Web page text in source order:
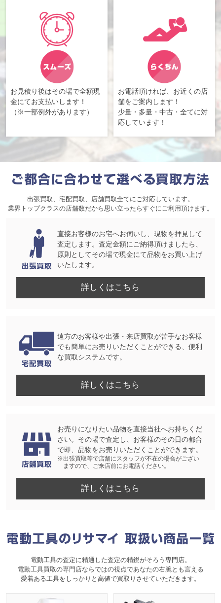
お見積り後はその場で全額現
金にてお支払いします！
（※一部例外があります）
お電話頂ければ、お近くの店
舗をご案内します！
少量・多量・中古・全てに対
応しています！
出張買取、宅配買取、店舗買取全てにご対応しています。
業界トップクラスの店舗数だから思い立ったらすぐにご利用頂けます。
直接お客様のお宅へお伺いし、現物を拝見して
査定します。査定金額にご納得頂けましたら、
原則としてその場で現金にて品物をお買い上げ
いたします。
詳しくはこちら
遠方のお客様や出張・来店買取が苦手なお客様
でも簡単にお売りいただくことができる、便利
な買取システムです。
詳しくはこちら
お売りになりたい品物を直接当社へお持ちくだ
さい。その場で査定し、お客様のその日の都合
で即、品物をお売りいただくことができます。
※出張買取等で店舗にスタッフが不在の場合がござい
ますので、ご来店前にお電話ください。
詳しくはこちら
電動工具の査定に精通した査定の精鋭がそろう専門店。
電動工具買取の専門店ならではの視点であなたの右腕とも言える
愛着ある工具をしっかりと高値で買取りさせていただきます。